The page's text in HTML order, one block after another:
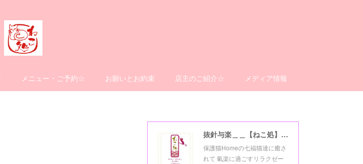
メニュー・ご予約☆ お願いとお約束 店主のご紹介☆ メディア情報
抜針与楽＿＿【ねこ処】＿＿猫楽ゼーションHome☆
保護猫Homeの七福猫達に癒さ
れて 氣楽に過ごすリラクゼー